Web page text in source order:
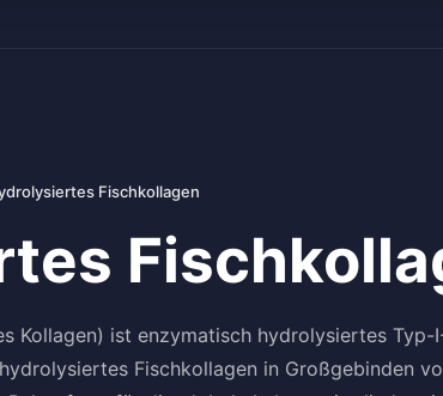
Fischkollagen
Kollagen) ist enzymatisch hydrolysiertes Typ-
Fischkollagen in Großgebinden